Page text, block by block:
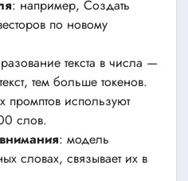
: например, Создать
по новому
текста в числа —
тем больше токенов.
используют
слов.
: модель
словах, связывает их в